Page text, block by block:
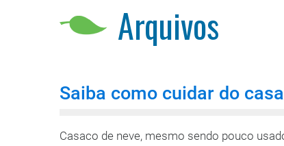
Arquivos
Saiba como cuidar do
Casaco de neve, mesmo sendo pouco